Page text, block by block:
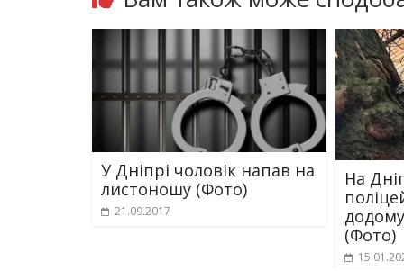
У Дніпрі чоловік напав на
листоношу (Фото)
21.09.2017
На
(Фото)